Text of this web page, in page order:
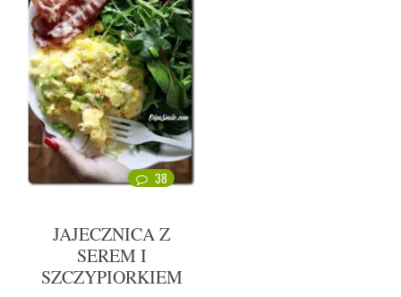
38
JAJECZNICA Z
SEREM I
SZCZYPIORKIEM